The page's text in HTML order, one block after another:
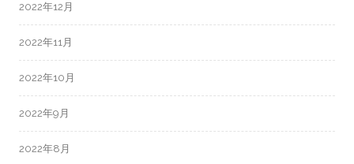
2022年12月
2022年11月
2022年10月
2022年9月
2022年8月